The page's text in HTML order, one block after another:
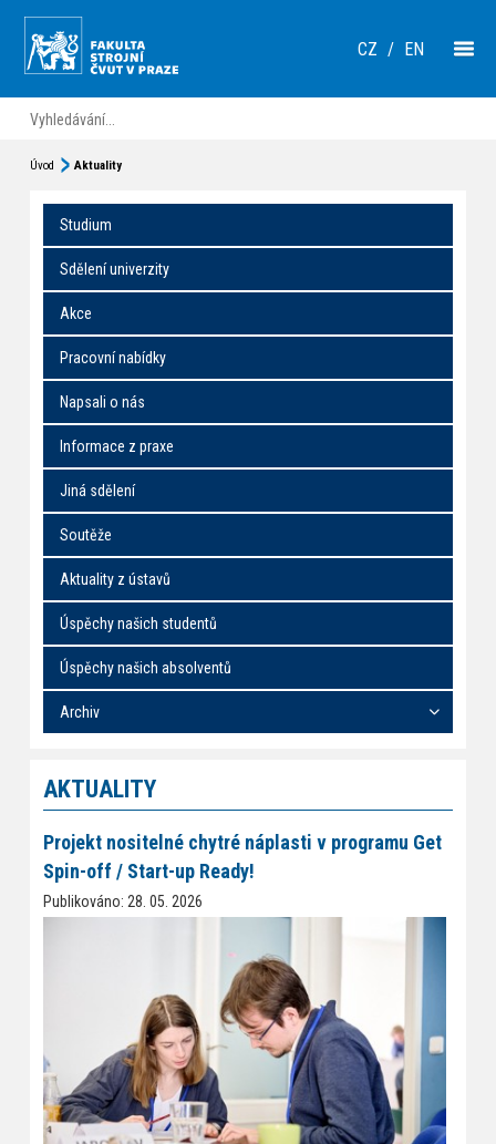
CZ / EN
Úvod Aktuality
Studium
Sdělení univerzity
Akce
Pracovní nabídky
Napsali o nás
Informace z praxe
Jiná sdělení
Soutěže
Aktuality z ústavů
Úspěchy našich studentů
Úspěchy našich absolventů
Archiv
AKTUALITY
Projekt nositelné chytré náplasti v programu Get
Spin-off / Start-up Ready!
Publikováno: 28. 05. 2026